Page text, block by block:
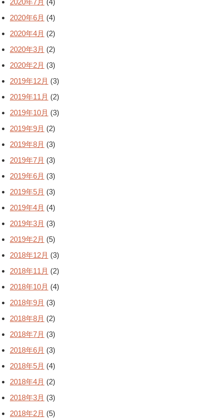
2020年7月 (4)
2020年6月 (4)
2020年4月 (2)
2020年3月 (2)
2020年2月 (3)
2019年12月 (3)
2019年11月 (2)
2019年10月 (3)
2019年9月 (2)
2019年8月 (3)
2019年7月 (3)
2019年6月 (3)
2019年5月 (3)
2019年4月 (4)
2019年3月 (3)
2019年2月 (5)
2018年12月 (3)
2018年11月 (2)
2018年10月 (4)
2018年9月 (3)
2018年8月 (2)
2018年7月 (3)
2018年6月 (3)
2018年5月 (4)
2018年4月 (2)
2018年3月 (3)
2018年2月 (5)